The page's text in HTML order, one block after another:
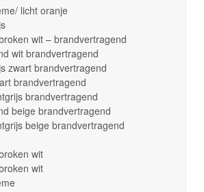
licht oranje
wit – brandvertragend
wit brandvertragend
zwart brandvertragend
brandvertragend
brandvertragend
beige brandvertragend
beige brandvertragend
wit
wit